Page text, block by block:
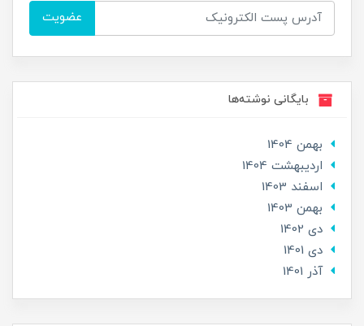
عضویت
بایگانی نوشته‌ها
بهمن 1404
ارديبهشت 1404
اسفند 1403
بهمن 1403
دی 1402
دی 1401
آذر 1401